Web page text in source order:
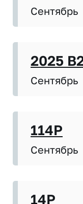
Сентябрь
2025
Сентябрь
114P
Сентябрь
14P